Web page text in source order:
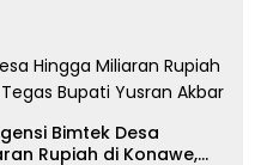
Bimtek Desa
Rupiah di Konawe,